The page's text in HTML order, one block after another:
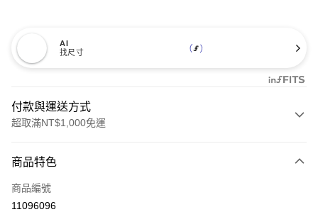
AI
找尺寸
付款與運送方式
超取滿NT$1,000免運
信用卡一次付款
信用卡分期付款
商品特色
商品編號
11096096